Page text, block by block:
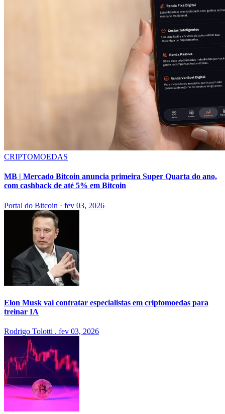
CRIPTOMOEDAS
MB | Mercado Bitcoin anuncia primeira Super Quarta do ano,
com cashback de até 5% em Bitcoin
Portal do Bitcoin · fev 03, 2026
Elon Musk vai contratar especialistas em criptomoedas para
treinar IA
Rodrigo Tolotti . fev 03, 2026